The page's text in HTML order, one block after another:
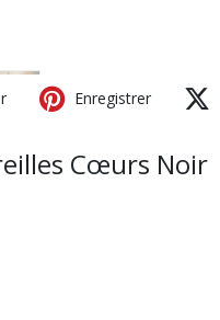
Enregistrer
Cœurs Noir